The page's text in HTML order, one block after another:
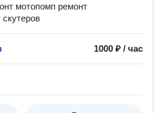
мотопомп ремонт
1000 ₽ / час